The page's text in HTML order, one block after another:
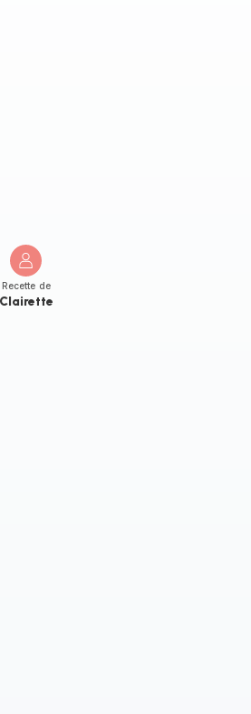
Recette de
Clairette